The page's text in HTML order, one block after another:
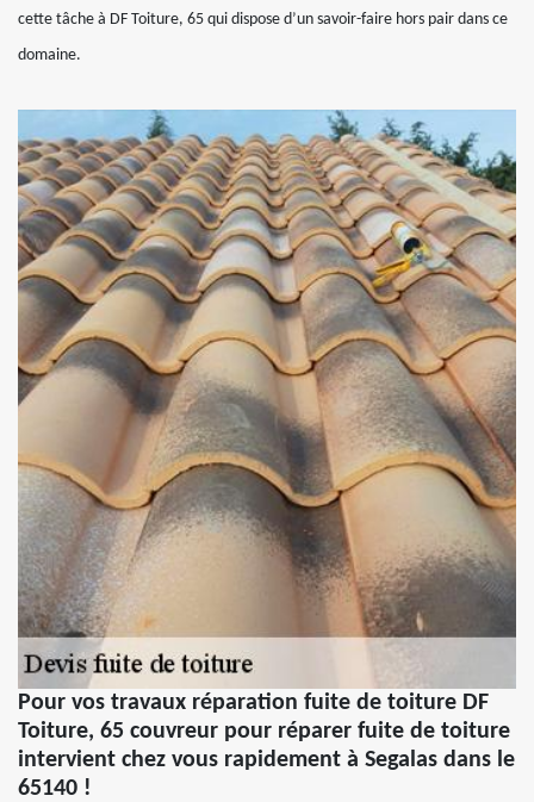
cette tâche à DF Toiture, 65 qui dispose d’un savoir-faire hors pair dans ce
domaine.
Pour vos travaux réparation fuite de toiture DF
Toiture, 65 couvreur pour réparer fuite de toiture
intervient chez vous rapidement à Segalas dans le
65140 !